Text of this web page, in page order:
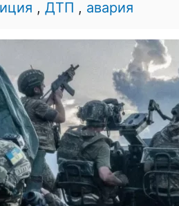
, ДТП , авария